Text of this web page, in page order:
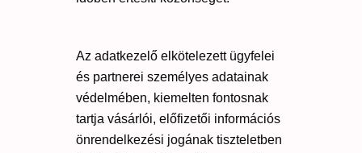
Az adatkezelő elkötelezett ügyfelei
és partnerei személyes adatainak
védelmében, kiemelten fontosnak
tartja vásárlói, előfizetői információs
önrendelkezési jogának tiszteletben